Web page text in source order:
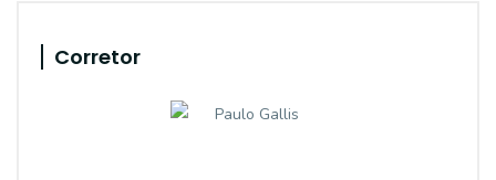
Corretor